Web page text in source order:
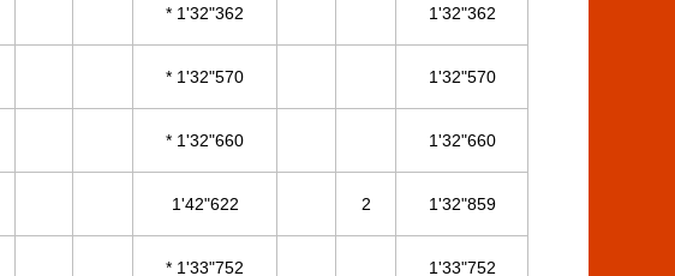
* 1'32"362 1'32"362
* 1'32"570 1'32"570
* 1'32"660 1'32"660
1'42"622 2 1'32"859
* 1'33"752 1'33"752